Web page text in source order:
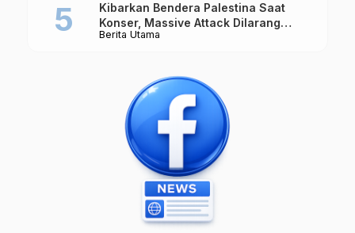
Berita Utama
Kibarkan Bendera Palestina Saat
Konser, Massive Attack Dilarang
Masuk Singapura Lagi